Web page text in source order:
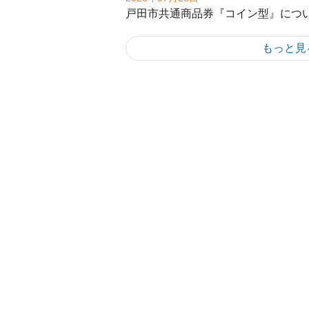
戸田市共通商品券『コイン型』につ
もっと見